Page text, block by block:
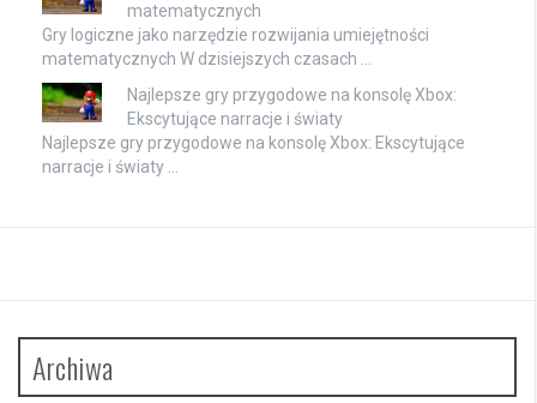
matematycznych
Gry logiczne jako narzędzie rozwijania umiejętności
matematycznych W dzisiejszych czasach …
Najlepsze gry przygodowe na konsolę Xbox:
Ekscytujące narracje i światy
Najlepsze gry przygodowe na konsolę Xbox: Ekscytujące
narracje i światy …
Archiwa